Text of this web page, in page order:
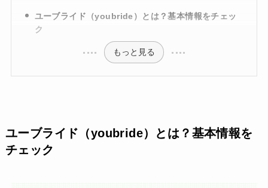
ユーブライド（youbride）とは？基本情報をチェッ
ク
もっと見る
ユーブライド（youbride）とは？基本情報を
チェック